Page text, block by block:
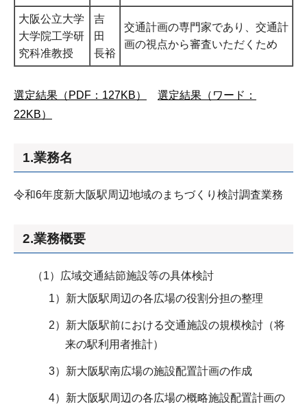
大阪公立大学
大学院工学研
究科准教授
吉
田
長裕
交通計画の専門家であり、交通計
画の視点から審査いただくため
選定結果（PDF：127KB）
選定結果（ワード：
22KB）
1.業務名
令和6年度新大阪駅周辺地域のまちづくり検討調査業務
2.業務概要
（1）広域交通結節施設等の具体検討
1）新大阪駅周辺の各広場の役割分担の整理
2）新大阪駅前における交通施設の規模検討（将
来の駅利用者推計）
3）新大阪駅南広場の施設配置計画の作成
4）新大阪駅周辺の各広場の概略施設配置計画の